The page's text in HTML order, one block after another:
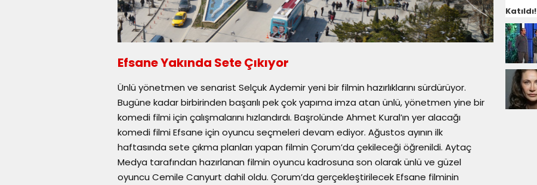
Efsane Yakında Sete Çıkıyor
Ünlü yönetmen ve senarist Selçuk Aydemir yeni bir filmin hazırlıklarını sürdürüyor.
Bugüne kadar birbirinden başarılı pek çok yapıma imza atan ünlü, yönetmen yine bir
komedi filmi için çalışmalarını hızlandırdı. Başrolünde Ahmet Kural’ın yer alacağı
komedi filmi Efsane için oyuncu seçmeleri devam ediyor. Ağustos ayının ilk
haftasında sete çıkma planları yapan filmin Çorum’da çekileceği öğrenildi. Aytaç
Medya tarafından hazırlanan filmin oyuncu kadrosuna son olarak ünlü ve güzel
oyuncu Cemile Canyurt dahil oldu. Çorum’da gerçekleştirilecek Efsane filminin
Katıldı!